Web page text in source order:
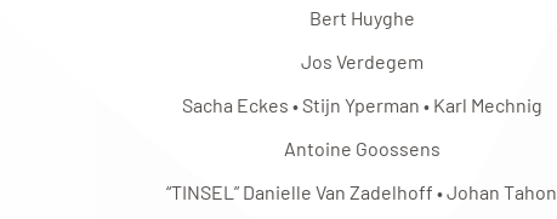
Bert Huyghe
Jos Verdegem
Sacha Eckes • Stijn Yperman • Karl Mechnig
Antoine Goossens
“TINSEL” Danielle Van Zadelhoff • Johan Tahon